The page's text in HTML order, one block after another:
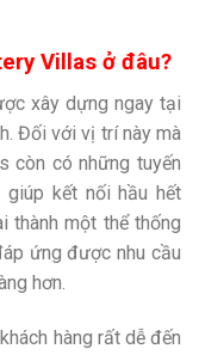
Villas ở đâu?
xây dựng ngay tại
Đối với vị trí này mà
còn có những tuyến
kết nối hầu hết
thành một thể thống
ứng được nhu cầu
hơn.
hàng rất dễ đến